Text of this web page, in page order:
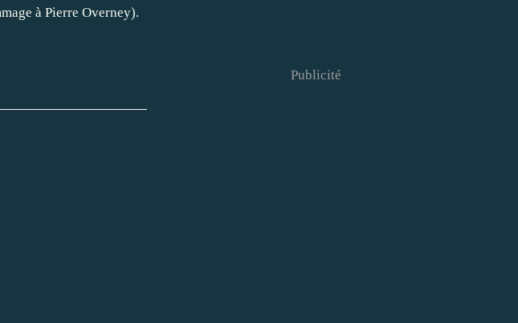
à Pierre Overney).
Publicité